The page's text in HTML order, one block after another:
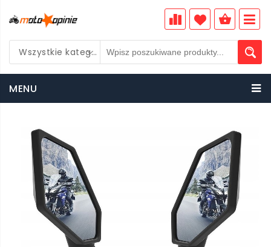
Wszystkie kategorie
MENU